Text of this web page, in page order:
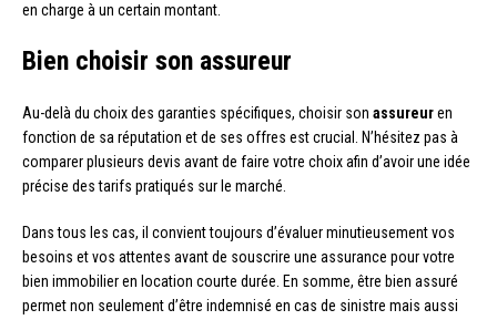
en charge à un certain montant.
Bien choisir son assureur
Au-delà du choix des garanties spécifiques, choisir son assureuren
fonction de sa réputation et de ses offres est crucial. N’hésitez pas à
comparer plusieurs devis avant de faire votre choix afin d’avoir une idée
précise des tarifs pratiqués sur le marché.
Dans tous les cas, il convient toujours d’évaluer minutieusement vos
besoins et vos attentes avant de souscrire une assurance pour votre
bien immobilier en location courte durée. En somme, être bien assuré
permet non seulement d’être indemnisé en cas de sinistre mais aussi